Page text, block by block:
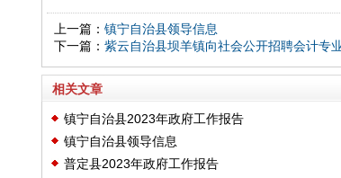
上一篇： 镇宁自治县领导信息
下一篇： 紫云自治县坝羊镇向社会公开招聘会计专
相关文章
镇宁自治县2023年政府工作报告
镇宁自治县领导信息
普定县2023年政府工作报告